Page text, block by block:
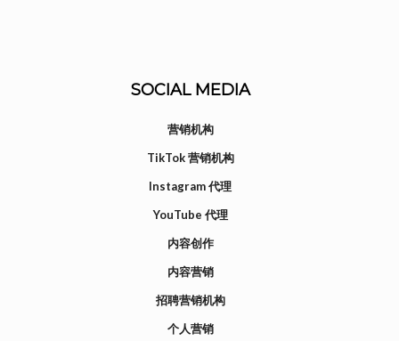
SOCIAL MEDIA
营销机构
TikTok 营销机构
Instagram 代理
YouTube 代理
内容创作
内容营销
招聘营销机构
个人营销